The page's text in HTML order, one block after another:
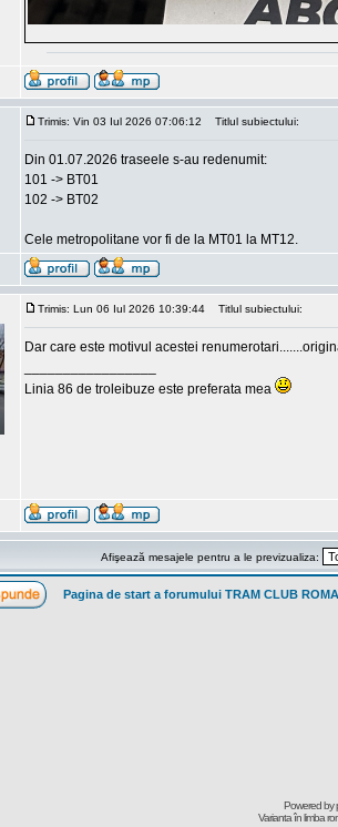
Trimis: Vin 03 Iul 2026 07:06:12 Titlul subiectului:
Din 01.07.2026 traseele s-au redenumit:
101 -> BT01
102 -> BT02
Cele metropolitane vor fi de la MT01 la MT12.
Trimis: Lun 06 Iul 2026 10:39:44 Titlul subiectului:
Dar care este motivul acestei
Linia 86 de troleibuze este preferata mea
Afişează mesajele pentru a le previzualiza:
Pagina de start a forumului TRAM CLUB
Powered by
Varianta în limba